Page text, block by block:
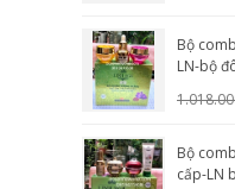
Bộ
LN-bộ
Bộ
cấp-LN